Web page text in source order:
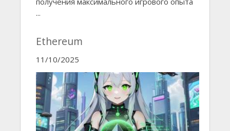
...
Ethereum
11/10/2025